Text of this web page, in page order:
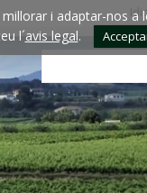
i adaptar-nos a
l´avis legal.